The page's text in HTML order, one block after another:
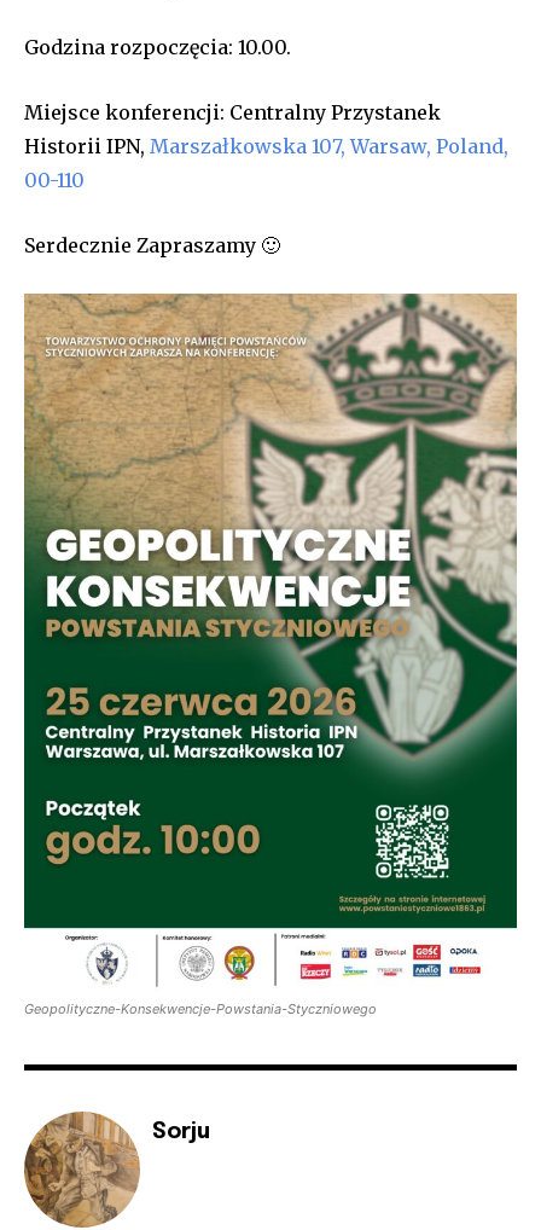
Godzina rozpoczęcia: 10.00.
Miejsce konferencji: Centralny Przystanek
Historii IPN, Marszałkowska 107, Warsaw, Poland,
00-110
Serdecznie Zapraszamy 🙂
Geopolityczne-Konsekwencje-Powstania-Styczniowego
Sorju